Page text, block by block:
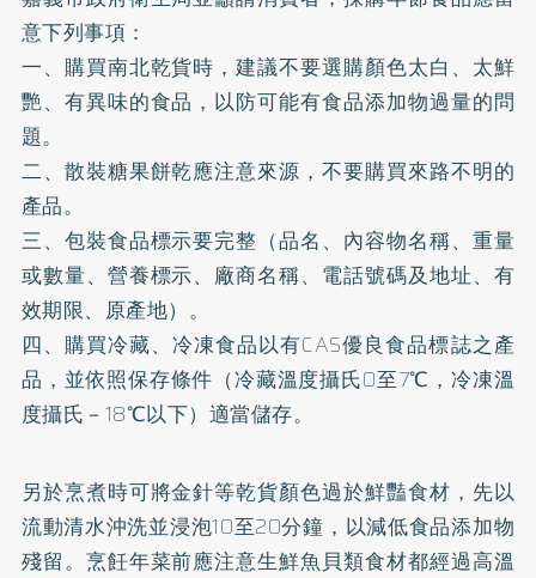
意下列事項：
一、購買南北乾貨時，建議不要選購顏色太白、太鮮
艷、有異味的食品，以防可能有食品添加物過量的問
題。
二、散裝糖果餅乾應注意來源，不要購買來路不明的
產品。
三、包裝食品標示要完整（品名、內容物名稱、重量
或數量、營養標示、廠商名稱、電話號碼及地址、有
效期限、原產地）。
四、購買冷藏、冷凍食品以有CAS優良食品標誌之產
品，並依照保存條件（冷藏溫度攝氏0至7℃，冷凍溫
度攝氏－18℃以下）適當儲存。
另於烹煮時可將金針等乾貨顏色過於鮮豔食材，先以
流動清水沖洗並浸泡10至20分鐘，以減低食品添加物
殘留。烹飪年菜前應注意生鮮魚貝類食材都經過高溫